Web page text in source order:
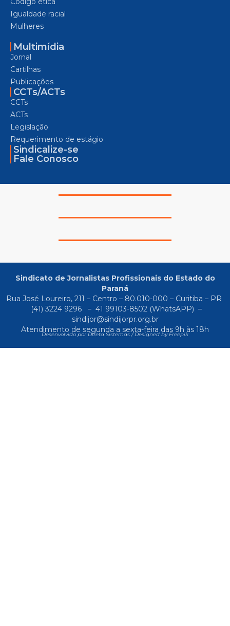
Igualdade racial
Mulheres
Multimídia
Jornal
Cartilhas
Publicações
CCTs/ACTs
CCTs
ACTs
Legislação
Requerimento de estágio
Sindicalize-se
Fale Conosco
Sindicato de Jornalistas Profissionais do Estado do
Paraná
Rua José Loureiro, 211 – Centro – 80.010-000 – Curitiba – PR
(41) 3224 9296
– 41 99103-8502(WhatsAPP) –
sindijor@sindijorpr.org.br
Atendimento de segunda a sexta-feira das 9h às 18h
Desenvolvido por Direta Sistemas /Designed by Freepik